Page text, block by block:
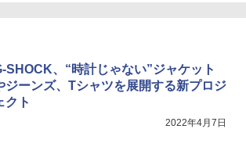
SHOCK、“時計じゃない”ジャケット
ジーンズ、Tシャツを展開する新プロジ
クト
2022年4月7日